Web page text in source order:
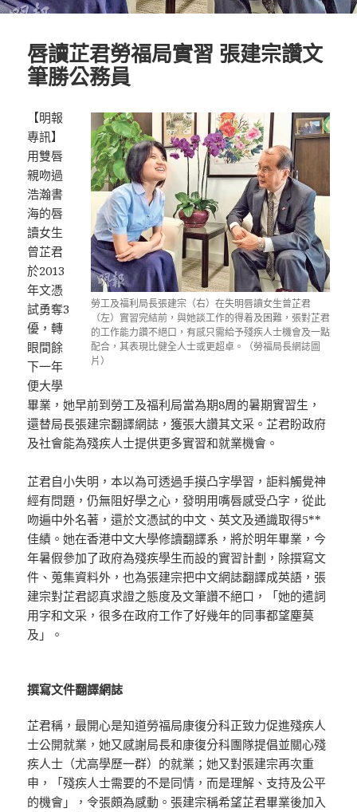
唇讀芷君勞福局實習 張建宗讚文
筆勝公務員
勞工及福利局長張建宗（右）在失明唇讀女生曾芷君
（左）實習完結前，與她談工作的得着及困難，張對芷君
的工作能力讚不絕口，有感只需給予殘疾人士機會及一點
配合，其表現比健全人士或更超卓。（勞福局長網誌圖
片）
【明報
專訊】
用雙唇
親吻過
浩瀚書
海的唇
讀女生
曾芷君
於2013
年文憑
試勇奪3
優，轉
眼間餘
下一年
便大學
畢業，她早前到勞工及福利局當為期8周的暑期實習生，
還替局長張建宗翻譯網誌，獲張大讚其文采。芷君盼政府
及社會能為殘疾人士提供更多實習和就業機會。
芷君自小失明，本以為可透過手摸凸字學習，詎料觸覺神
經有問題，仍無阻好學之心，發明用嘴唇感受凸字，從此
吻遍中外名著，還於文憑試的中文、英文及通識取得5**
佳績。她在香港中文大學修讀翻譯系，將於明年畢業，今
年暑假參加了政府為殘疾學生而設的實習計劃，除撰寫文
件、蒐集資料外，也為張建宗把中文網誌翻譯成英語，張
建宗對芷君認真求證之態度及文筆讚不絕口，「她的遣詞
用字和文采，很多在政府工作了好幾年的同事都望塵莫
及」。
撰寫文件翻譯網誌
芷君稱，最開心是知道勞福局康復分科正致力促進殘疾人
士公開就業，她又感謝局長和康復分科團隊提倡並關心殘
疾人士（尤高學歷一群）的就業；她又對張建宗再次重
申，「殘疾人士需要的不是同情，而是理解、支持及公平
的機會」，令張頗為感動。張建宗稱希望芷君畢業後加入